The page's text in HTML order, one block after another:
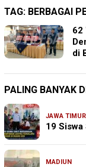
TAG: BERBAGAI
62
di
PALING BANYAK
JAWA TIMUR
19 Siswa
MADIUN